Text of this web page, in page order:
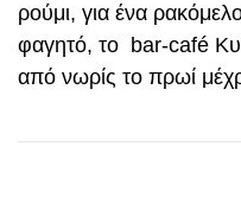
ρούμι, για ένα
φαγητό, το bar-café
από νωρίς το πρωί